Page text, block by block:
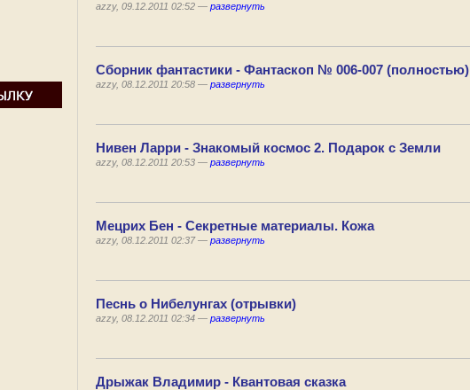
azzy, 09.12.2011 02:52 — развернуть
Сборник фантастики - Фантаскоп № 006-007 (полностью)
azzy, 08.12.2011 20:58 — развернуть
Нивен Ларри - Знакомый космос 2. Подарок с Земли
azzy, 08.12.2011 20:53 — развернуть
Мецрих Бен - Секретные материалы. Кожа
azzy, 08.12.2011 02:37 — развернуть
Песнь о Нибелунгах (отрывки)
azzy, 08.12.2011 02:34 — развернуть
Дрыжак Владимир - Квантовая сказка